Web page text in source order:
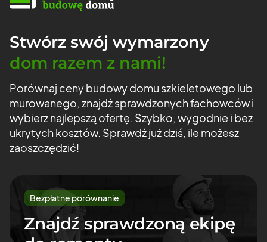
Stwórz swój wymarzony
dom razem z nami!
Porównaj ceny budowy domu szkieletowego lub
murowanego, znajdźsprawdzonych fachowców i
wybierz najlepszą ofertę. Szybko, wygodnie i bez
ukrytych kosztów. Sprawdź już dziś, ile możesz
zaoszczędzić!
Bezpłatne porównanie
Znajdź sprawdzoną ekipę